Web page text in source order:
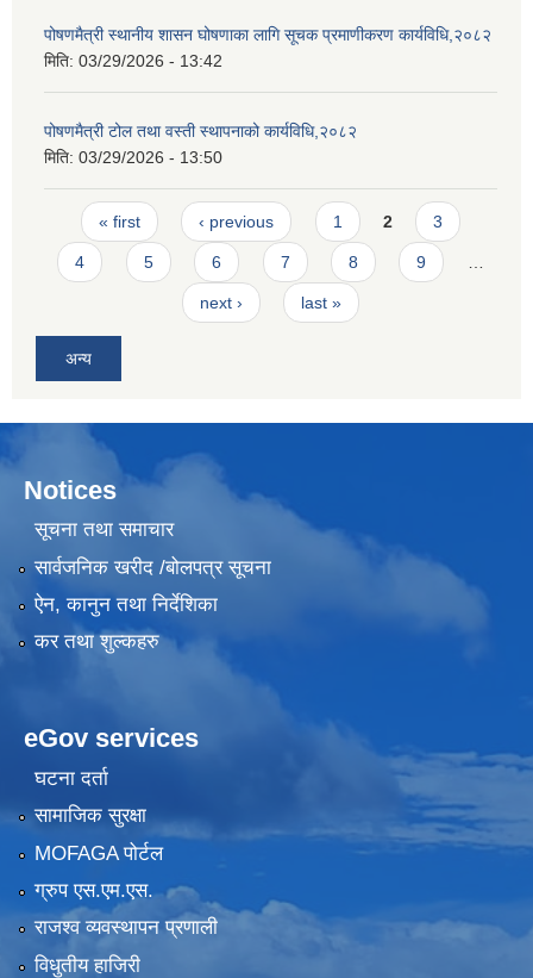
पोषणमैत्री स्थानीय शासन घोषणाका लागि सूचक प्रमाणीकरण कार्यविधि,२०८२
मिति: 03/29/2026 - 13:42
पोषणमैत्री टोल तथा वस्ती स्थापनाको कार्यविधि,२०८२
मिति: 03/29/2026 - 13:50
Pages
« first ‹ previous 1 2 3
4 5 6 7 8 9 …
next › last »
अन्य
Notices
सूचना तथा समाचार
सार्वजनिक खरीद /बोलपत्र सूचना
ऐन, कानुन तथा निर्देशिका
कर तथा शुल्कहरु
eGov services
घटना दर्ता
सामाजिक सुरक्षा
MOFAGA पोर्टल
ग्रुप एस.एम.एस.
राजश्व व्यवस्थापन प्रणाली
विधुतीय हाजिरी